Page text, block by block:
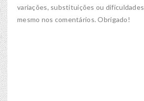
variações, substituições ou
mesmo nos comentários. Obrigado!